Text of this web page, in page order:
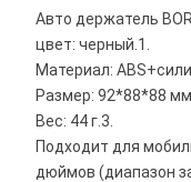
Авто держатель
цвет: черный.1.
Материал:
Размер: 92*88*88
Вес: 44 г.3.
Подходит для
дюймов (диапазон